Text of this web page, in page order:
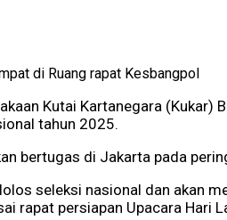
di Ruang rapat Kesbangpol
Kutai Kartanegara
tahun 2025.
bertugas di Jakarta pada
seleksi nasional dan akan
rapat persiapan Upacara